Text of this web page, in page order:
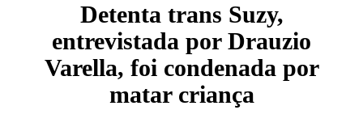
Detenta trans Suzy,
entrevistada por Drauzio
Varella, foi condenada por
matar criança